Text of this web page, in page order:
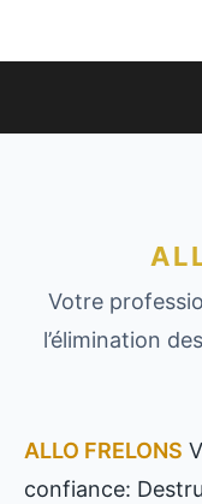
Votre
l’élimination
ALLO FRELONS
confiance: